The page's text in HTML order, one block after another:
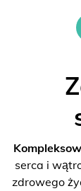
serca i
zdrowego